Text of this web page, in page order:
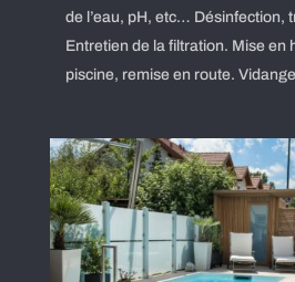
de l’eau, pH, etc… Désinfection,
Entretien de la filtration. Mise en
piscine, remise en route.